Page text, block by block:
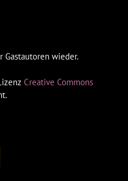
Gastautoren wieder.
Creative Commons